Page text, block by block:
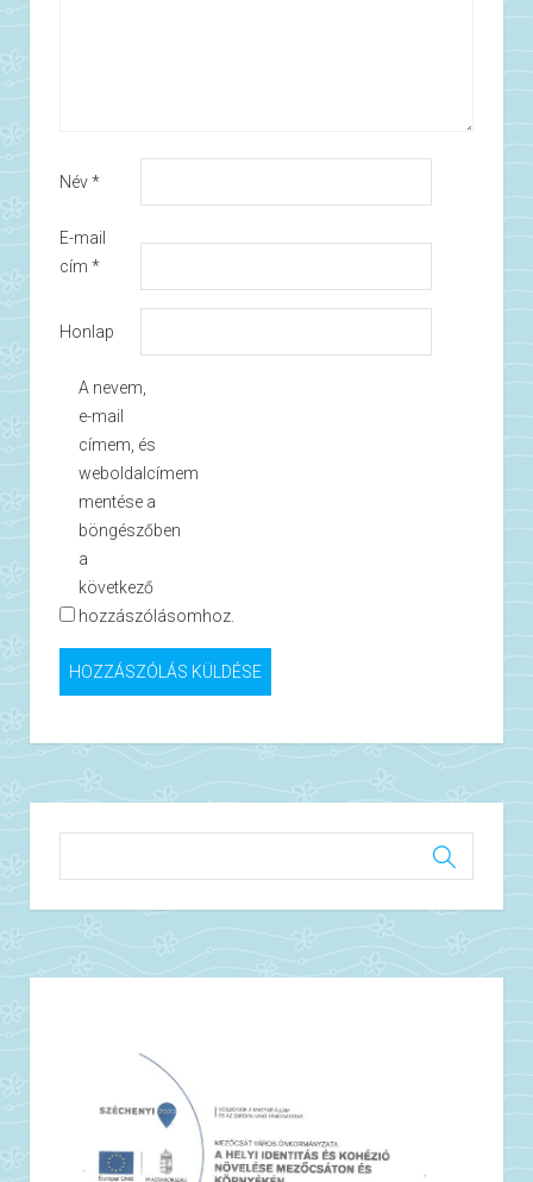
Név*
E-mail
cím *
Honlap
A nevem,
e-mail
címem, és
weboldalcímem
mentése a
böngészőben
a
következő
hozzászólásomhoz.